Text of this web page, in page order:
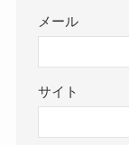
メール
サイト